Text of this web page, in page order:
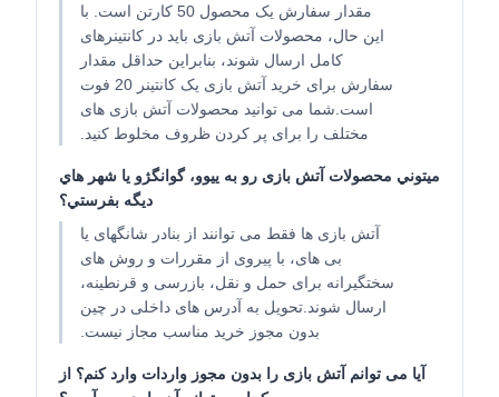
مقدار سفارش یک محصول 50 کارتن است. با
این حال، محصولات آتش بازی باید در کانتینرهای
کامل ارسال شوند، بنابراین حداقل مقدار
سفارش برای خرید آتش بازی یک کانتینر 20 فوت
است.شما می توانید محصولات آتش بازی های
مختلف را برای پر کردن ظروف مخلوط کنید.
ميتوني محصولات آتش بازی رو به ييوو، گوانگژو يا شهر هاي
ديگه بفرستي؟
آتش بازی ها فقط می توانند از بنادر شانگهای یا
بی های، با پیروی از مقررات و روش های
سختگیرانه برای حمل و نقل، بازرسی و قرنطینه،
ارسال شوند.تحویل به آدرس های داخلی در چین
بدون مجوز خرید مناسب مجاز نیست.
آیا می توانم آتش بازی را بدون مجوز واردات وارد کنم؟ از